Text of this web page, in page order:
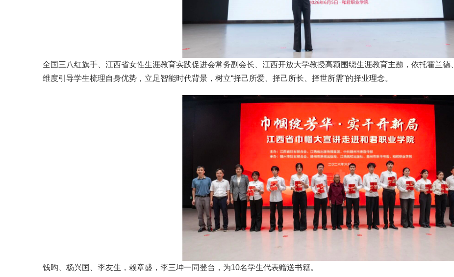
全国三八红旗手、江西省女性生涯教育实践促进会常务副会长、江西开放大学教授高颖围绕生涯教育主题，依托霍兰
维度引导学生梳理自身优势，立足智能时代背景，树立“择己所爱、择己所长、择世所需”的择业理念。
钱昀、杨兴国、李友生，赖章盛，李三坤一同登台，为10名学生代表赠送书籍。